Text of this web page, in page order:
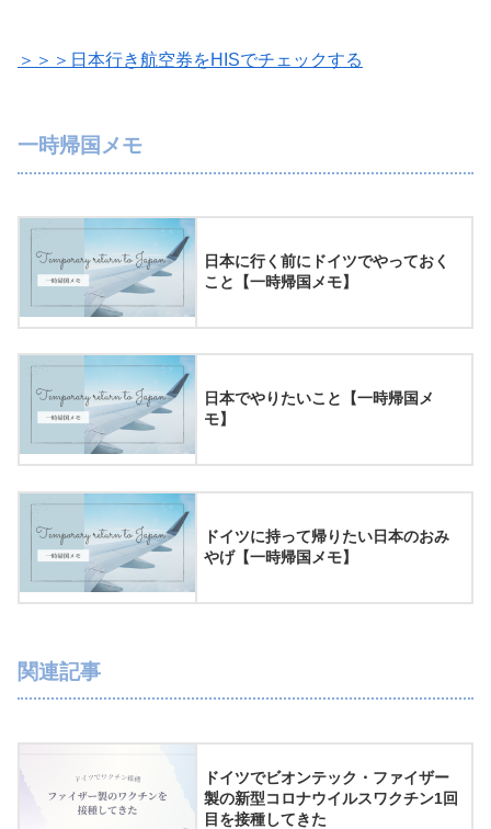
＞＞＞日本行き航空券をHISでチェックする
一時帰国メモ
日本に行く前にドイツでやっておく
こと【一時帰国メモ】
日本でやりたいこと【一時帰国メ
モ】
ドイツに持って帰りたい日本のおみ
やげ【一時帰国メモ】
関連記事
ドイツでビオンテック・ファイザー
製の新型コロナウイルスワクチン1回
目を接種してきた